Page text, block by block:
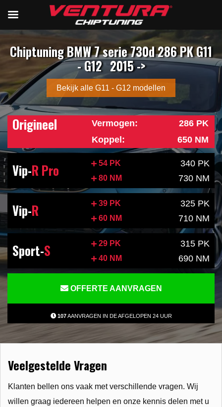
Chiptuning BMW 7 serie 730d 286 PK G11
- G12 2015 ->
Bekijk alle G11 - G12 modellen
Origineel Vermogen:
286 PK
Koppel:
650 NM
Vip-R Pro 54 PK 340 PK
80 NM 730 NM
Vip-R 39 PK 325 PK
60 NM 710 NM
Sport-S 29 PK 315 PK
40 NM 690 NM
OFFERTE AANVRAGEN
107AANVRAGEN IN DE AFGELOPEN 24 UUR
Veelgestelde Vragen
Klanten bellen ons vaak met verschillende vragen. Wij
willen graag iedereen helpen en onze kennis delen met u